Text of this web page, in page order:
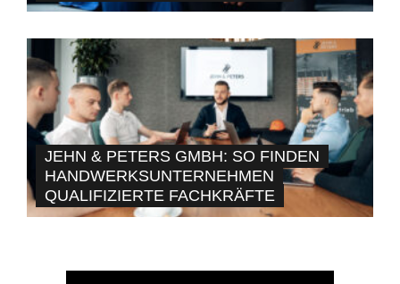
JEHN & PETERS GMBH: SO FINDEN
HANDWERKSUNTERNEHMEN
QUALIFIZIERTE FACHKRÄFTE